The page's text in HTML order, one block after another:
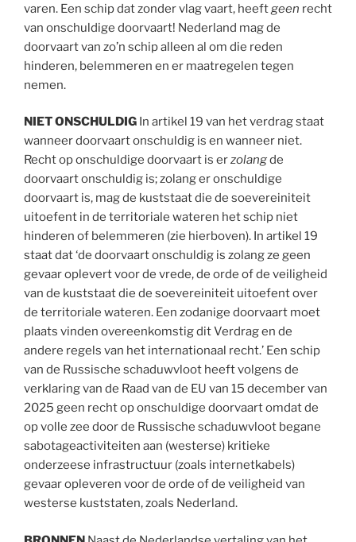
varen. Een schip dat zonder vlag vaart, heeftgeen recht
van onschuldige doorvaart! Nederland mag de
doorvaart van zo’n schip alleen al om die reden
hinderen, belemmeren en er maatregelen tegen
nemen.
NIET ONSCHULDIG In artikel 19 van het verdrag staat
wanneer doorvaart onschuldig is en wanneer niet.
Recht op onschuldige doorvaart is erzolangde
doorvaart onschuldig is; zolang er onschuldige
doorvaart is, mag de kuststaat die de soevereiniteit
uitoefent in de territoriale wateren het schip niet
hinderen of belemmeren (zie hierboven). In artikel 19
staat dat ‘de doorvaart onschuldig is zolang ze geen
gevaar oplevert voor de vrede, de orde of de veiligheid
van de kuststaat die de soevereiniteit uitoefent over
de territoriale wateren. Een zodanige doorvaart moet
plaats vinden overeenkomstig dit Verdrag en de
andere regels van het internationaal recht.’ Een schip
van de Russische schaduwvloot heeft volgens de
verklaring van de Raad van de EU van 15 december van
2025 geen recht op onschuldige doorvaart omdat de
op volle zee door de Russische schaduwvloot begane
sabotageactiviteiten aan (westerse) kritieke
onderzeese infrastructuur (zoals internetkabels)
gevaar opleveren voor de orde of de veiligheid van
westerse kuststaten, zoals Nederland.